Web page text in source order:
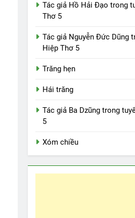
Tác giả Hồ Hải Đạo trong
Thơ 5
Tác giả Nguyễn Đức Dũng
Hiệp Thơ 5
Trăng hẹn
Hái trăng
Tác giả Ba Dzũng trong
5
Xóm chiều